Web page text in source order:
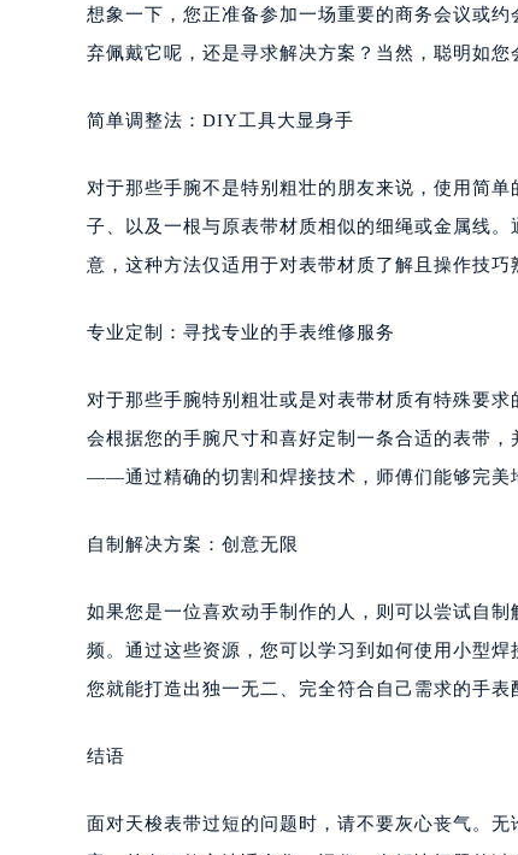
想象一下，您正准备参加一场重要的商务会议或
弃佩戴它呢，还是寻求解决方案？当然，聪明如
简单调整法：DIY工具大显身手
对于那些手腕不是特别粗壮的朋友来说，使用简
子、以及一根与原表带材质相似的细绳或金属线
意，这种方法仅适用于对表带材质了解且操作技巧
专业定制：寻找专业的手表维修服务
对于那些手腕特别粗壮或是对表带材质有特殊要
会根据您的手腕尺寸和喜好定制一条合适的表带
——通过精确的切割和焊接技术，师傅们能够完美
自制解决方案：创意无限
如果您是一位喜欢动手制作的人，则可以尝试自
频。通过这些资源，您可以学习到如何使用小型
您就能打造出独一无二、完全符合自己需求的手表
结语
面对天梭表带过短的问题时，请不要灰心丧气。